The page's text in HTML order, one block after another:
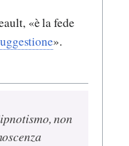
«è la fede
».
non